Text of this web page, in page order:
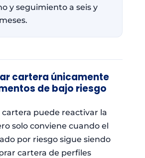
y seguimiento a seis y
cartera únicamente
de bajo riesgo
cartera puede reactivar la
solo conviene cuando el
por riesgo sigue siendo
cartera de perfiles